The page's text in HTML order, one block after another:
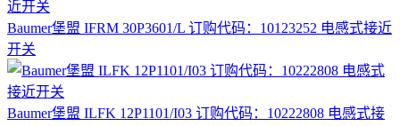
Baumer堡盟 IFRM 30P3601/L 订购代码：10123252 电感式接近
开关
Baumer堡盟 ILFK 12P1101/I03 订购代码：10222808 电感式接